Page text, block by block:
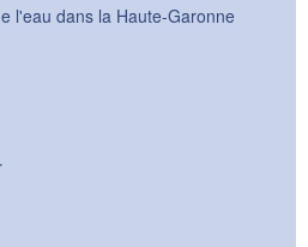
l'eau dans la Haute-Garonne